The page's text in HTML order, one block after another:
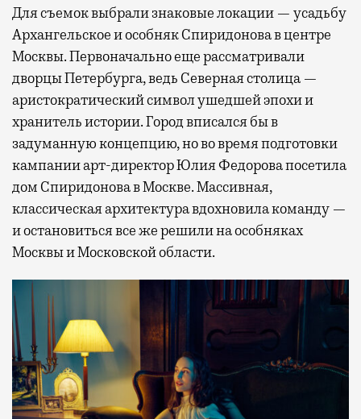
Для съемок выбрали знаковые локации — усадьбу
Архангельское и особняк Спиридонова в центре
Москвы. Первоначально еще рассматривали
дворцы Петербурга, ведь Северная столица —
аристократический символ ушедшей эпохи и
хранитель истории. Город вписался бы в
задуманную концепцию, но во время подготовки
кампании арт-директор Юлия Федорова посетила
дом Спиридонова в Москве. Массивная,
классическая архитектура вдохновила команду —
и остановиться все же решили на особняках
Москвы и Московской области.